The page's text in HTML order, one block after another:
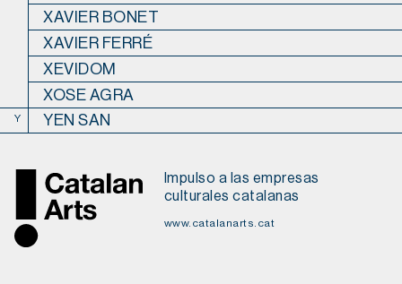
XAVIER BONET
XAVIER FERRÉ
XEVIDOM
XOSE AGRA
Y YEN SAN
Impulso a las empresas
culturales catalanas
www.catalanarts.cat